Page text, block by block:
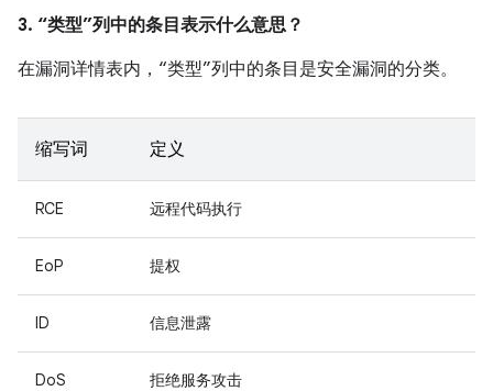
3. “类型”列中的条目表示什么意思？
在漏洞详情表内，“类型”列中的条目是安全漏洞的分类。
缩写词 定义
RCE 远程代码执行
EoP 提权
ID 信息泄露
DoS 拒绝服务攻击